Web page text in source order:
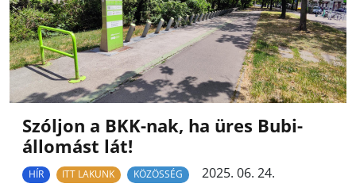
Szóljon a BKK-nak, ha üres Bubi-
állomást lát!
HÍR ITT LAKUNK KÖZÖSSÉG
2025. 06. 24.